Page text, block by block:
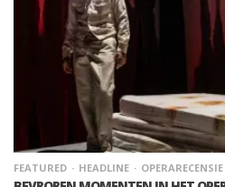
FEATURED HEADLINE OPERARECENSIE